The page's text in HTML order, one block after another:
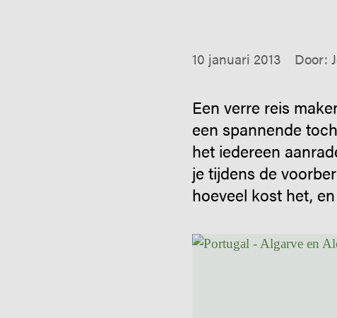
10 januari 2013 Door:
Een verre reis
een spannende
het iedereen
je tijdens de
hoeveel kost het,